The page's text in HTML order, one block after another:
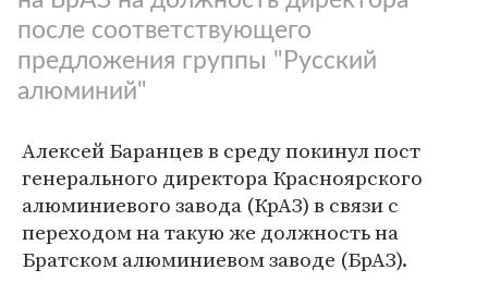
после соответствующего
предложения группы "Русский
алюминий"
Алексей Баранцев в среду покинул пост
генерального директора Красноярского
алюминиевого завода (КрАЗ) в связи с
переходом на такую же должность на
Братском алюминиевом заводе (БрАЗ).